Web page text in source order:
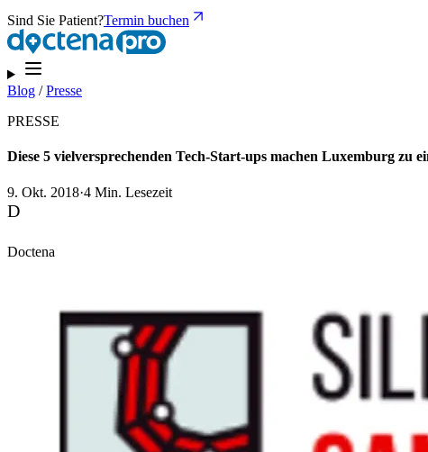
Sind Sie Patient?Termin buchen
Blog /Presse
PRESSE
Diese 5 vielversprechenden Tech-Start-ups machen Luxemburg zu
9. Okt. 2018·4 Min. Lesezeit
D
Doctena